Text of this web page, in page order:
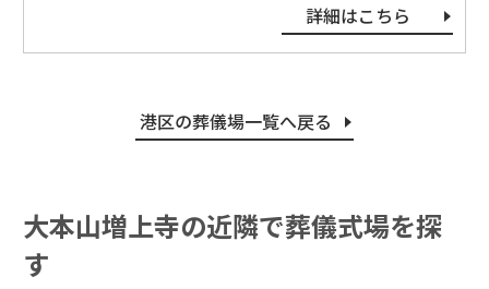
詳細はこちら
港区の葬儀場一覧へ戻る
大本山増上寺の近隣で葬儀式場を探
す